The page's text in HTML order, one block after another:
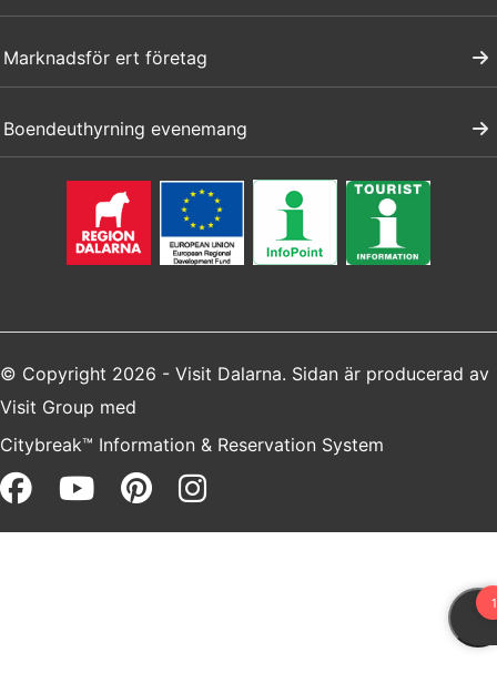
Marknadsför ert företag
Boendeuthyrning evenemang
© Copyright 2026 - Visit Dalarna. Sidan är producerad av
Visit Group med
Citybreak™ Information & Reservation System
Facebook (opens in a new
Youtube (opens in a new
Pinterest (opens in a
Instagram (opens